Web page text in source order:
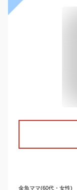
金魚ママ(60代・女性)